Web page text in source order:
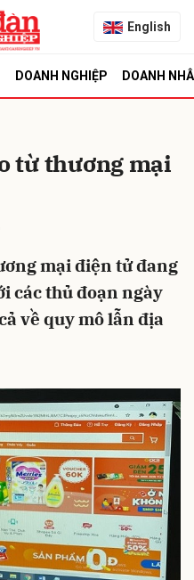
English
DOANH NGHIỆP DOANH
từ thương mại
mại điện tử đang
các thủ đoạn ngày
về quy mô lẫn địa
Hủy